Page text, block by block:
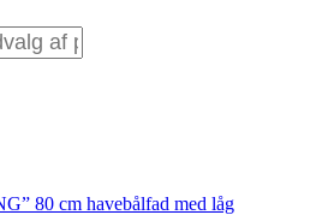
80 cm havebålfad med låg